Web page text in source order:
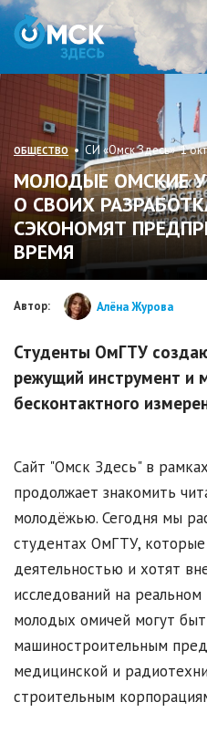
ОБЩЕСТВО• СИ «Омск Здесь» 1
МОЛОДЫЕ ОМСКИЕ
О СВОИХ
СЭКОНОМЯТ
ВРЕМЯ
Автор: Алёна Журова
Студенты ОмГТУ
режущий инструмент и
бесконтактного
Сайт "Омск Здесь" в
продолжает знакомить
молодёжью. Сегодня мы
студентах ОмГТУ,
деятельностью и хотят
исследований на
молодых омичей могут
машиностроительным
медицинской и
строительным